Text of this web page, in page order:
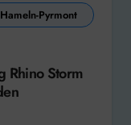
Pyrmont
Rhino Storm